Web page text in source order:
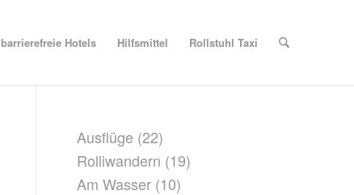
barrierefreie Hotels Hilfsmittel Rollstuhl Taxi
Ausflüge (22)
Rolliwandern (19)
Am Wasser (10)